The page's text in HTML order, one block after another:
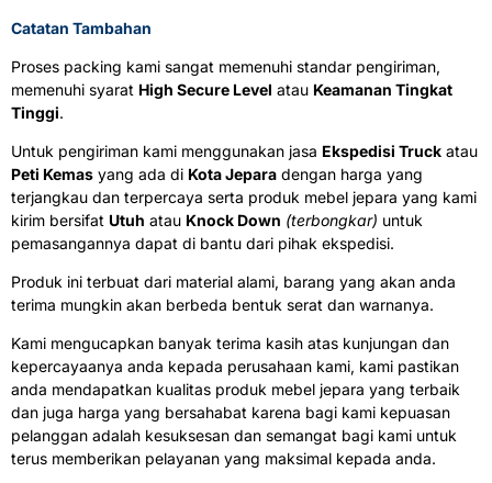
Catatan Tambahan
Proses packing kami sangat memenuhi standar pengiriman,
memenuhi syarat High Secure Level atau Keamanan Tingkat
Tinggi.
Untuk pengiriman kami menggunakan jasa Ekspedisi Truck atau
Peti Kemas yang ada di Kota Jepara dengan harga yang
terjangkau dan terpercaya serta produk mebel jepara yang kami
kirim bersifat Utuh atau Knock Down (terbongkar) untuk
pemasangannya dapat di bantu dari pihak ekspedisi.
Produk ini terbuat dari material alami, barang yang akan anda
terima mungkin akan berbeda bentuk serat dan warnanya.
Kami mengucapkan banyak terima kasih atas kunjungan dan
kepercayaanya anda kepada perusahaan kami, kami pastikan
anda mendapatkan kualitas produk mebel jepara yang terbaik
dan juga harga yang bersahabat karena bagi kami kepuasan
pelanggan adalah kesuksesan dan semangat bagi kami untuk
terus memberikan pelayanan yang maksimal kepada anda.